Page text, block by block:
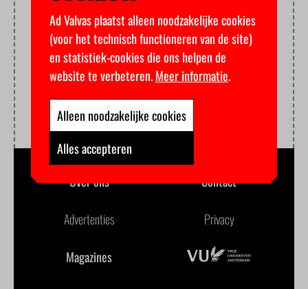
Over ons Contact
Advertenties Privacy
Magazines
Ad Valvas plaatst alleen noodzakelijke cookies
(voor het technisch functioneren van de site)
en statistiek-cookies die ons helpen de
website te verbeteren.Meer informatie.
Alleen noodzakelijke cookies
Alles accepteren